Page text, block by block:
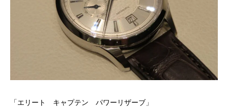
「エリート キャプテン パワーリザーブ」